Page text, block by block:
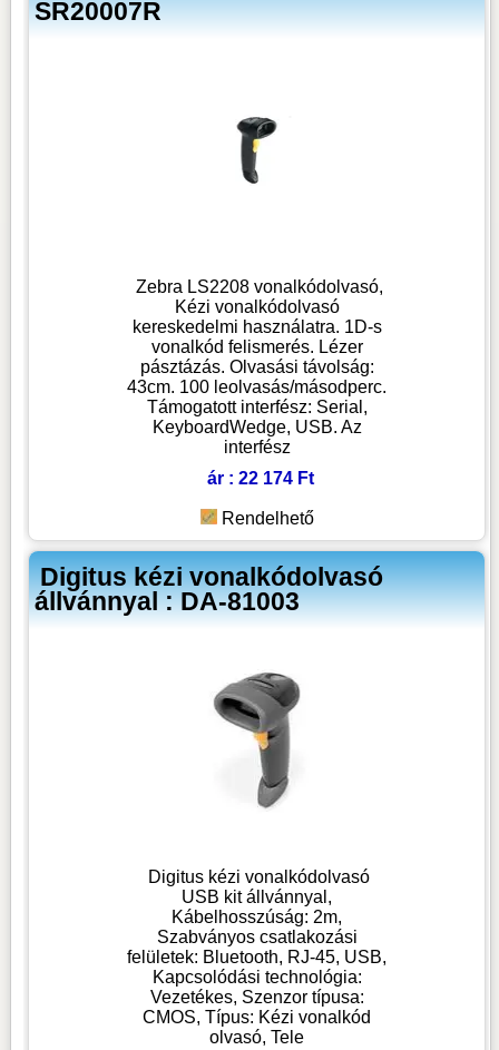
SR20007R
Zebra LS2208 vonalkódolvasó,
Kézi vonalkódolvasó
kereskedelmi használatra. 1D-s
vonalkód felismerés. Lézer
pásztázás. Olvasási távolság:
43cm. 100 leolvasás/másodperc.
Támogatott interfész: Serial,
KeyboardWedge, USB. Az
interfész
ár : 22 174 Ft
Rendelhető
Digitus kézi vonalkódolvasó
állvánnyal : DA-81003
Digitus kézi vonalkódolvasó
USB kit állvánnyal,
Kábelhosszúság: 2m,
Szabványos csatlakozási
felületek: Bluetooth, RJ-45, USB,
Kapcsolódási technológia:
Vezetékes, Szenzor típusa:
CMOS, Típus: Kézi vonalkód
olvasó, Tele